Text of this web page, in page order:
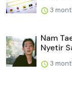
3
Nam
Nyetir
3